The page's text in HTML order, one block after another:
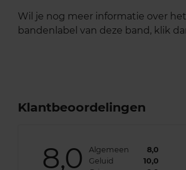
Wil je nog meer informatie over het
bandenlabel van deze band, klik
Klantbeoordelingen
8,0 Algemeen
8,0
Geluid
10,0